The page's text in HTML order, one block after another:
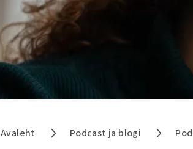
Avaleht Podcast ja blogi